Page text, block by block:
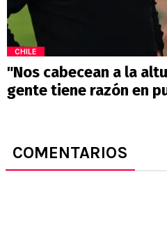
CHILE
"Nos cabecean a la
gente tiene razón en
COMENTARIOS